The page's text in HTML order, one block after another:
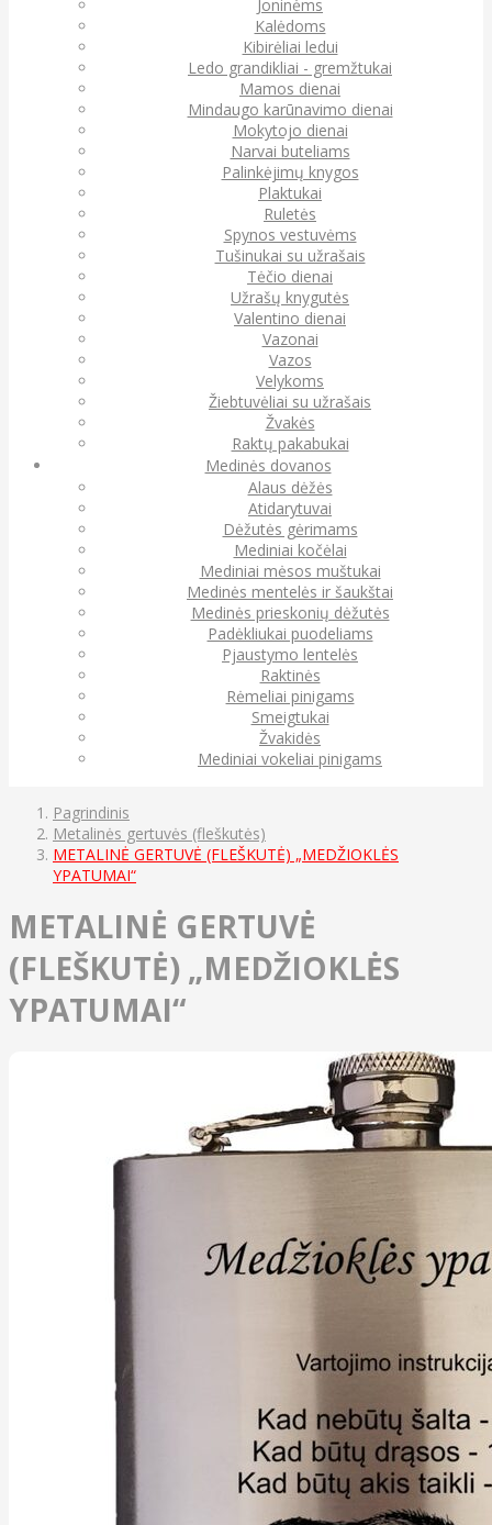
Joninėms
Kalėdoms
Kibirėliai ledui
Ledo grandikliai - gremžtukai
Mamos dienai
Mindaugo karūnavimo dienai
Mokytojo dienai
Narvai buteliams
Palinkėjimų knygos
Plaktukai
Ruletės
Spynos vestuvėms
Tušinukai su užrašais
Tėčio dienai
Užrašų knygutės
Valentino dienai
Vazonai
Vazos
Velykoms
Žiebtuvėliai su užrašais
Žvakės
Raktų pakabukai
Medinės dovanos
Alaus dėžės
Atidarytuvai
Dėžutės gėrimams
Mediniai kočėlai
Mediniai mėsos muštukai
Medinės mentelės ir šaukštai
Medinės prieskonių dėžutės
Padėkliukai puodeliams
Pjaustymo lentelės
Raktinės
Rėmeliai pinigams
Smeigtukai
Žvakidės
Mediniai vokeliai pinigams
Pagrindinis
Metalinės gertuvės (fleškutės)
METALINĖ GERTUVĖ (FLEŠKUTĖ) „MEDŽIOKLĖS
YPATUMAI“
METALINĖ GERTUVĖ
(FLEŠKUTĖ) „MEDŽIOKLĖS
YPATUMAI“